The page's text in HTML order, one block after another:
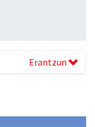
Erantzun